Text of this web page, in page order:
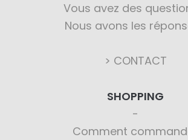
Vous avez des
Nous avons les
> CONTACT
SHOPPING
Comment